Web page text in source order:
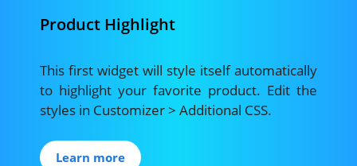
Product Highlight
This first widget will style itself automatically
to highlight your favorite product. Edit the
styles in Customizer > Additional CSS.
Learn more